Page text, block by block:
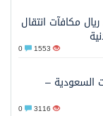
مكافآت انتقال
0
–
0